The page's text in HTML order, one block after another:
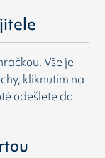
Vše je
kliknutím na
odešlete do